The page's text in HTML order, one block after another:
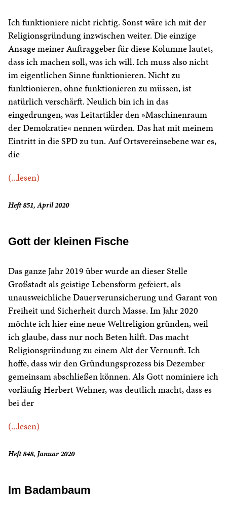
Ich funktioniere nicht richtig. Sonst wäre ich mit der
Religionsgründung inzwischen weiter. Die einzige
Ansage meiner Auftraggeber für diese Kolumne lautet,
dass ich machen soll, was ich will. Ich muss also nicht
im eigentlichen Sinne funktionieren. Nicht zu
funktionieren, ohne funktionieren zu müssen, ist
natürlich verschärft. Neulich bin ich in das
eingedrungen, was Leitartikler den »Maschinenraum
der Demokratie« nennen würden. Das hat mit meinem
Eintritt in die SPD zu tun. Auf Ortsvereinsebene war es,
die
(...lesen)
Heft 851, April 2020
Gott der kleinen Fische
Das ganze Jahr 2019 über wurde an dieser Stelle
Großstadt als geistige Lebensform gefeiert, als
unausweichliche Dauerverunsicherung und Garant von
Freiheit und Sicherheit durch Masse. Im Jahr 2020
möchte ich hier eine neue Weltreligion gründen, weil
ich glaube, dass nur noch Beten hilft. Das macht
Religionsgründung zu einem Akt der Vernunft. Ich
hoffe, dass wir den Gründungsprozess bis Dezember
gemeinsam abschließen können. Als Gott nominiere ich
vorläufig Herbert Wehner, was deutlich macht, dass es
bei der
(...lesen)
Heft 848, Januar 2020
Im Badambaum